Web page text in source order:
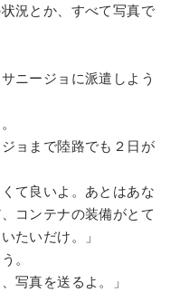
況とか、すべて写真で
ニージョに派遣しよう
ョまで陸路でも２日が
て良いよ。あとはあな
コンテナの装備がとて
たいだけ。」
。
写真を送るよ。」